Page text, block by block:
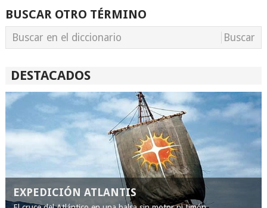
BUSCAR OTRO TÉRMINO
DESTACADOS
EXPEDICIÓN ATLANTIS